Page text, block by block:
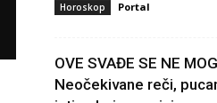
Horoskop Portal
OVE SVAĐE SE NE
Neočekivane reči,